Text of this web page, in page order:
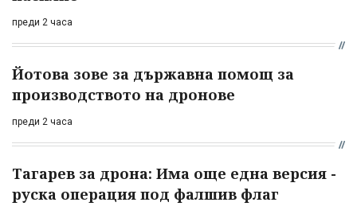
преди 2 часа
Йотова зове за държавна помощ за
производството на дронове
преди 2 часа
Тагарев за дрона: Има още една версия -
руска операция под фалшив флаг